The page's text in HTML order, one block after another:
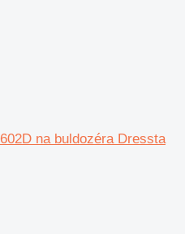
na buldozéra Dressta